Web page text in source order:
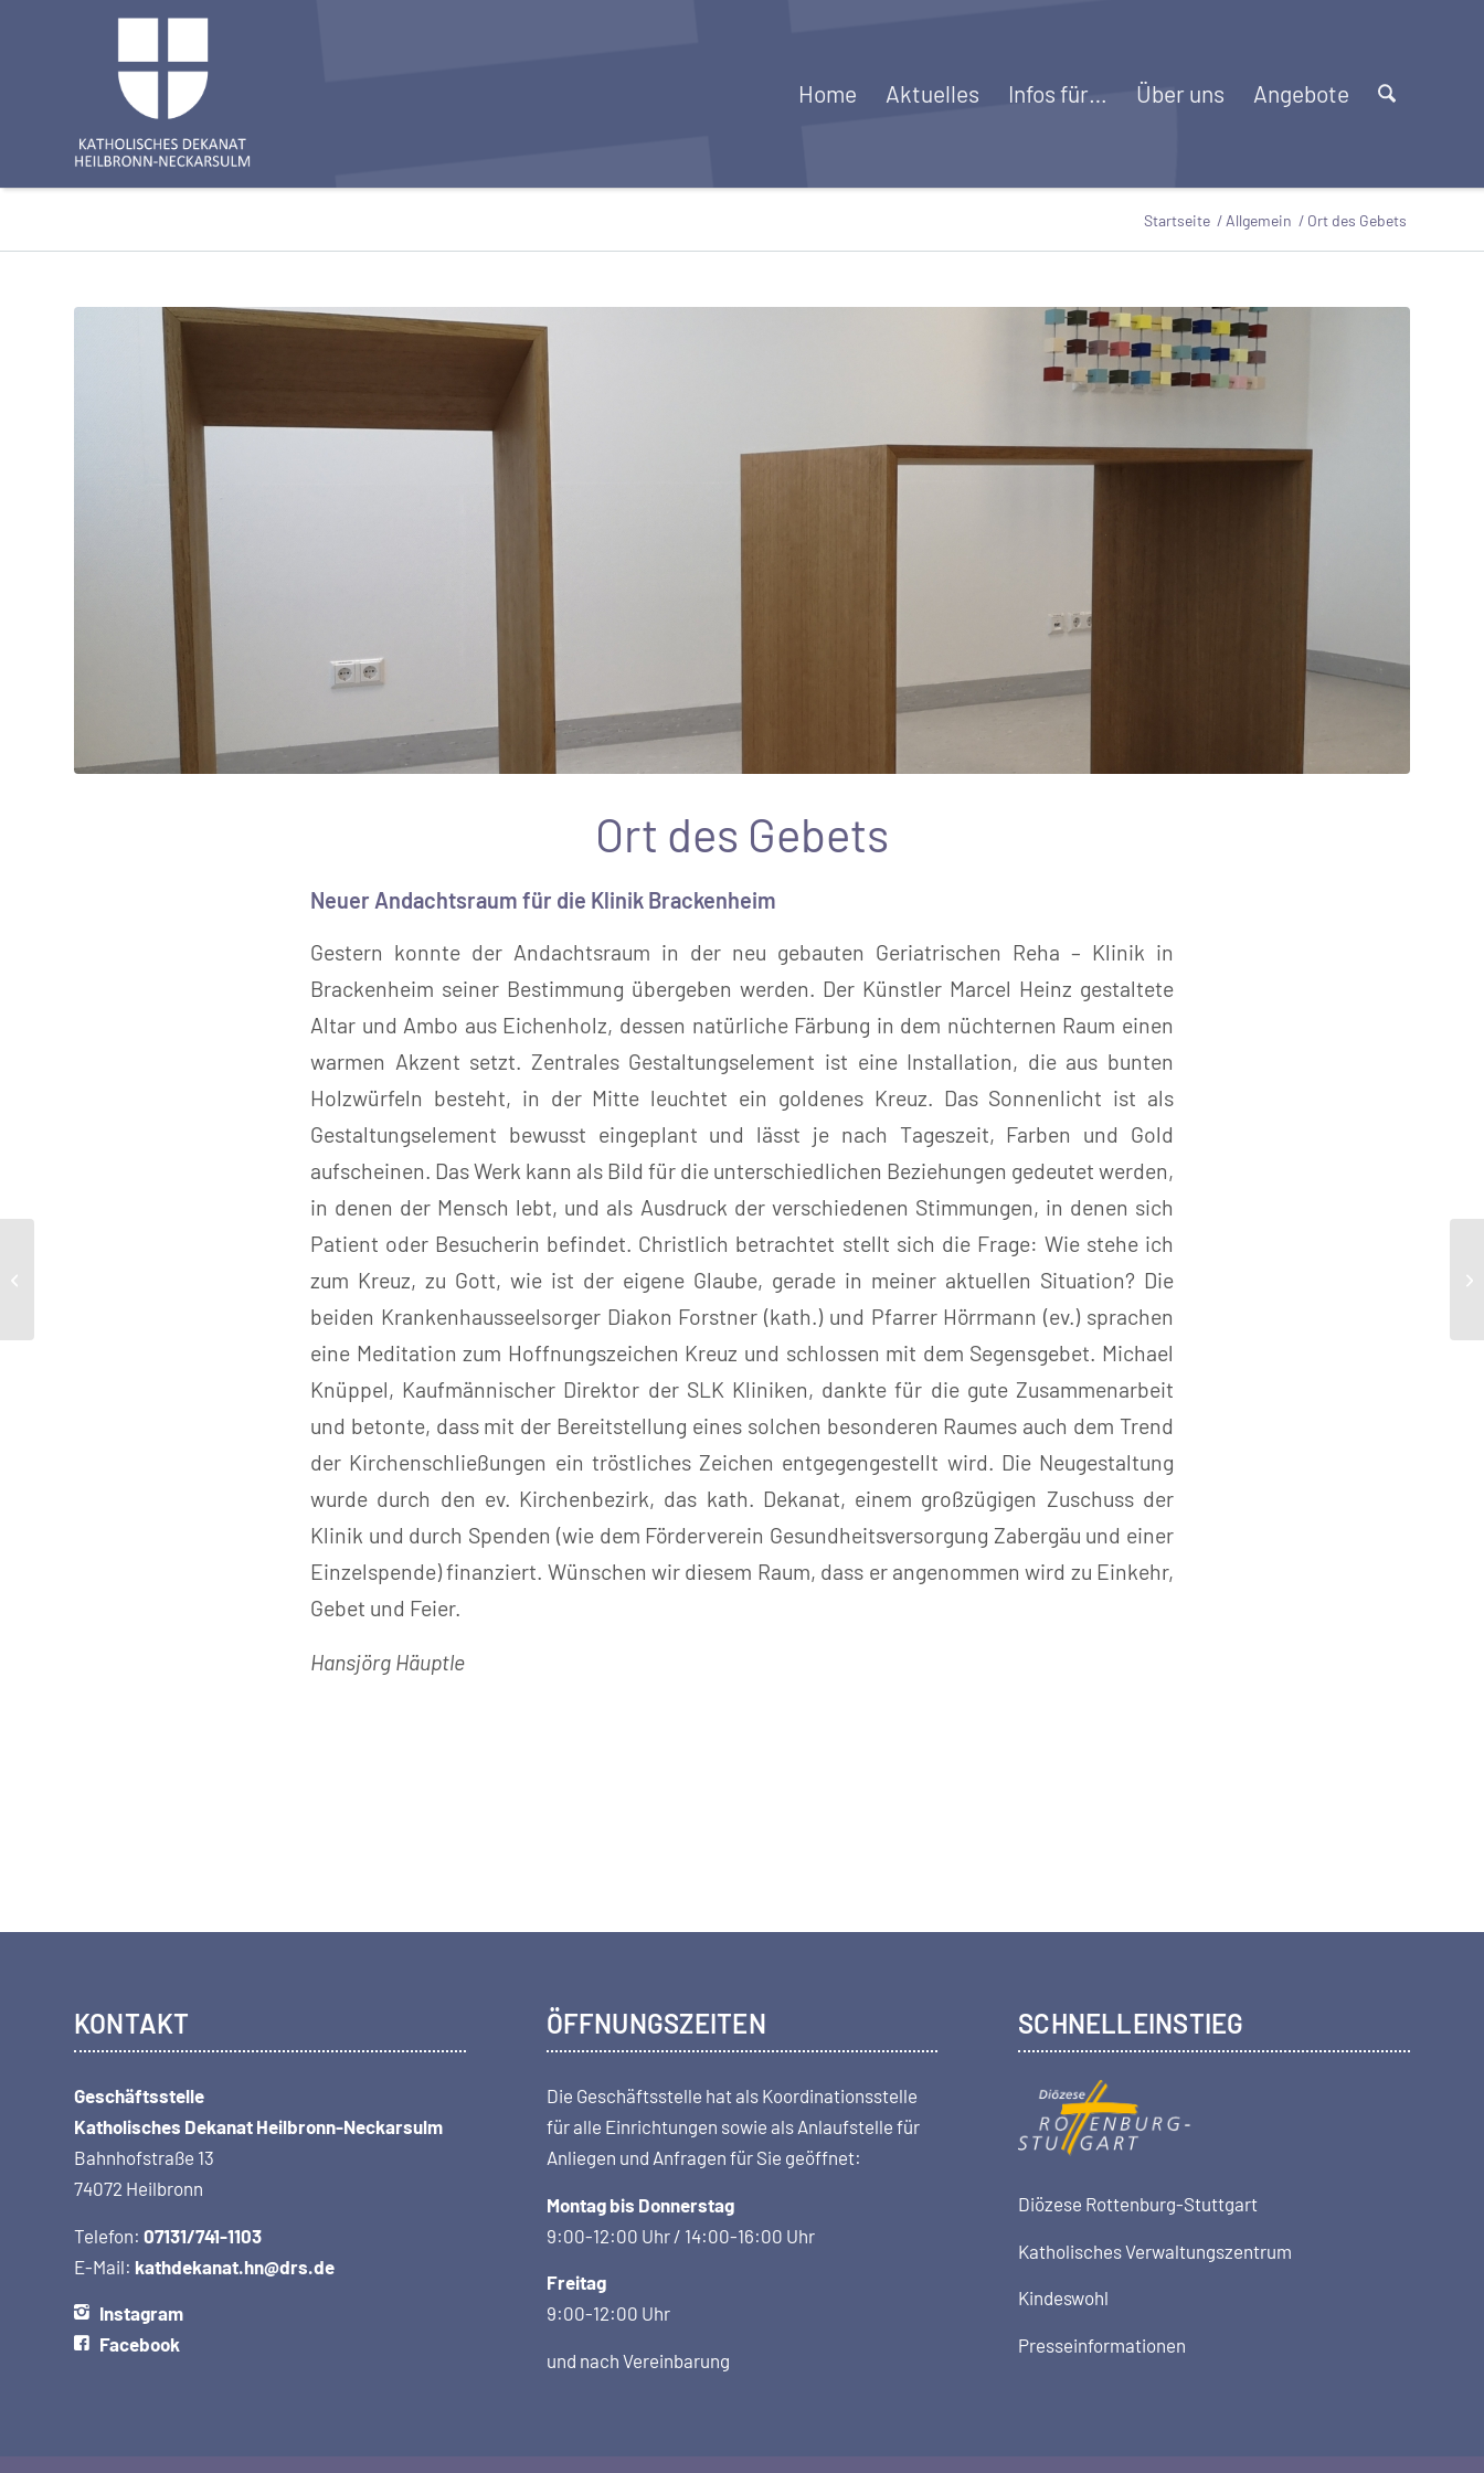
Home Aktuelles Infos für… Über uns Angebote
Startseite / Allgemein / Ort des Gebets
Ort des Gebets
Neuer Andachtsraum für die Klinik Brackenheim
Gestern konnte der Andachtsraum in der neu gebauten Geriatrischen Reha – Klinik in
Brackenheim seiner Bestimmung übergeben werden. Der Künstler Marcel Heinz gestaltete
Altar und Ambo aus Eichenholz, dessen natürliche Färbung in dem nüchternen Raum einen
warmen Akzent setzt. Zentrales Gestaltungselement ist eine Installation, die aus bunten
Holzwürfeln besteht, in der Mitte leuchtet ein goldenes Kreuz. Das Sonnenlicht ist als
Gestaltungselement bewusst eingeplant und lässt je nach Tageszeit, Farben und Gold
aufscheinen. Das Werk kann als Bild für die unterschiedlichen Beziehungen gedeutet werden,
in denen der Mensch lebt, und als Ausdruck der verschiedenen Stimmungen, in denen sich
Patient oder Besucherin befindet. Christlich betrachtet stellt sich die Frage: Wie stehe ich
zum Kreuz, zu Gott, wie ist der eigene Glaube, gerade in meiner aktuellen Situation? Die
beiden Krankenhausseelsorger Diakon Forstner (kath.) und Pfarrer Hörrmann (ev.) sprachen
eine Meditation zum Hoffnungszeichen Kreuz und schlossen mit dem Segensgebet. Michael
Knüppel, Kaufmännischer Direktor der SLK Kliniken, dankte für die gute Zusammenarbeit
und betonte, dass mit der Bereitstellung eines solchen besonderen Raumes auch dem Trend
der Kirchenschließungen ein tröstliches Zeichen entgegengestellt wird. Die Neugestaltung
wurde durch den ev. Kirchenbezirk, das kath. Dekanat, einem großzügigen Zuschuss der
Klinik und durch Spenden (wie dem Förderverein Gesundheitsversorgung Zabergäu und einer
Einzelspende) finanziert. Wünschen wir diesem Raum, dass er angenommen wird zu Einkehr,
Gebet und Feier.
Hansjörg Häuptle
KONTAKT
Geschäftsstelle
Katholisches Dekanat Heilbronn-Neckarsulm
Bahnhofstraße 13
74072 Heilbronn
Telefon: 07131/741-1103
E-Mail: kathdekanat.hn@drs.de
Instagram
Facebook
ÖFFNUNGSZEITEN
Die Geschäftsstelle hat als Koordi­nations­stelle
für alle Einrichtungen sowie als Anlaufstelle für
Anliegen und Anfragen für Sie geöffnet:
Montag bis Donnerstag
9:00-12:00 Uhr / 14:00-16:00 Uhr
Freitag
9:00-12:00 Uhr
und nach Vereinbarung
SCHNELLEINSTIEG
Diözese Rottenburg-Stuttgart
Katholisches Verwaltungszentrum
Kindeswohl
Presseinformationen